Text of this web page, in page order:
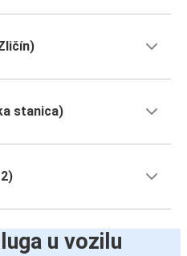
stanica)
u vozilu